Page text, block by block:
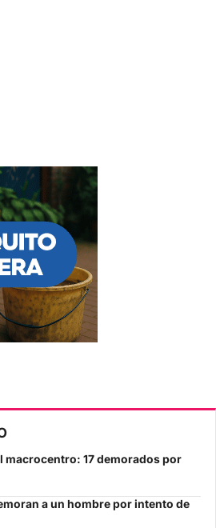
macrocentro: 17 demorados por
a un hombre por intento de